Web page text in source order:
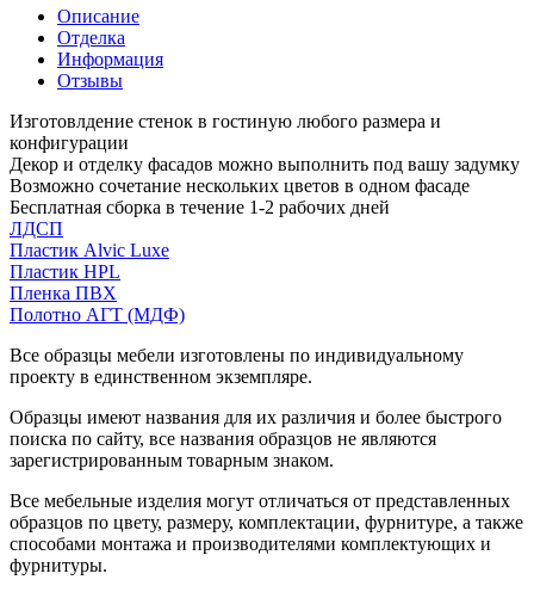
Описание
Отделка
Информация
Отзывы
Изготовлдение стенок в гостиную любого размера и
конфигурации
Декор и отделку фасадов можно выполнить под вашу задумку
Возможно сочетание нескольких цветов в одном фасаде
Бесплатная сборка в течение 1-2 рабочих дней
ЛДСП
Пластик Alvic Luxe
Пластик HPL
Пленка ПВХ
Полотно АГТ (МДФ)
Все образцы мебели изготовлены по индивидуальному
проекту в единственном экземпляре.
Образцы имеют названия для их различия и более быстрого
поиска по сайту, все названия образцов не являются
зарегистрированным товарным знаком.
Все мебельные изделия могут отличаться от представленных
образцов по цвету, размеру, комплектации, фурнитуре, а также
способами монтажа и производителями комплектующих и
фурнитуры.